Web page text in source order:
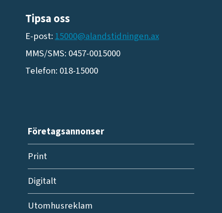
Tipsa oss
E-post:15000@alandstidningen.ax
MMS/SMS: 0457-0015000
Telefon: 018-15000
Företagsannonser
Print
Digitalt
Utomhusreklam